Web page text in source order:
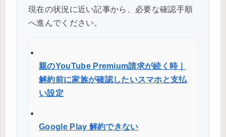
現在の状況に近い記事から、必要な確認手順
へ進んでください。
親のYouTube Premium請求が続く時｜
解約前に家族が確認したいスマホと支払
い設定
Google Play 解約できない